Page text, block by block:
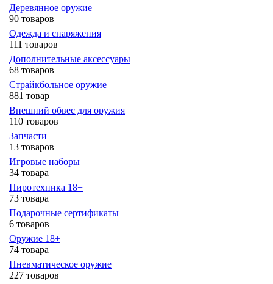
Деревянное оружие
90 товаров
Одежда и снаряжения
111 товаров
Дополнительные аксессуары
68 товаров
Страйкбольное оружие
881 товар
Внешний обвес для оружия
110 товаров
Запчасти
13 товаров
Игровые наборы
34 товара
Пиротехника 18+
73 товара
Подарочные сертификаты
6 товаров
Оружие 18+
74 товара
Пневматическое оружие
227 товаров